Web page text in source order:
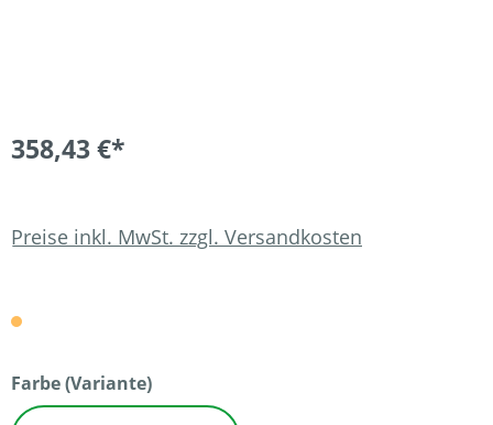
358,43 €*
Preise inkl. MwSt. zzgl. Versandkosten
Farbe (Variante)auswählen